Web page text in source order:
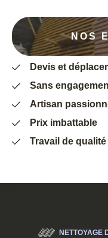
NOS
Devis et
Sans
Artisan
Prix imbattable
Travail de qualité
NETTOYAGE